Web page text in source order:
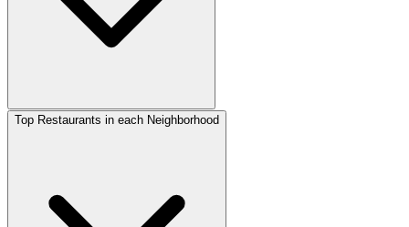
Top Restaurants in each Neighborhood